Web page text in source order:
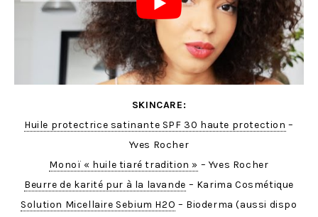
SKINCARE:
Huile protectrice satinante SPF 30 haute protection –
Yves Rocher
Monoï « huile tiaré tradition » – Yves Rocher
Beurre de karité pur à la lavande – Karima Cosmétique
Solution Micellaire Sebium H2O – Bioderma (aussi dispo